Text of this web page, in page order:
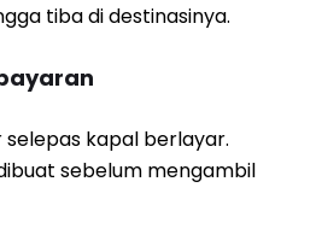
tiba di destinasinya.
selepas kapal berlayar.
sebelum mengambil